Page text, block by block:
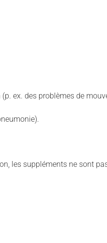
ex. des problèmes de
les suppléments ne sont